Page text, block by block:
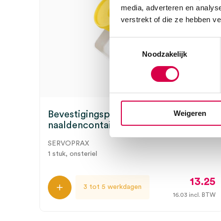
media, adverteren en
verstrekt of die ze hebben
Noodzakelijk
Weigeren
Bevestigingsplaat voor Servobox
naaldencontainer (1)
SERVOPRAX
1 stuk, onsteriel
3 tot 5 werkdagen 13.25
16.03 incl. BTW